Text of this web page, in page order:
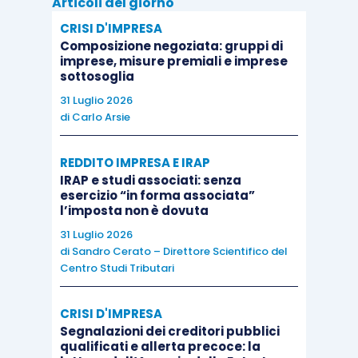
Qualora alla diffida segua la regolarizzazione della
irregolarità contestata, la verifica della stessa
deve avvenire entro 30 giorni dalla
contestazione.
2. Ispezione straordinaria (Titolo IV – articoli
17 e ss.)
Si tratta di controlli specifici che hanno ad
oggetto l’osservanza delle disposizioni statutarie,
regolamentari, legislative dell’impresa sociale,
disposti dal Ministero ogni qualvolta sorga la
CRISI D'IMPRESA
Composizione negoziata: gruppi di
imprese, misure premiali e imprese
sottosoglia
31 Luglio 2026
di Carlo Arsie
REDDITO IMPRESA E IRAP
IRAP e studi associati: senza
esercizio “in forma associata”
l’imposta non è dovuta
31 Luglio 2026
di Sandro Cerato – Direttore Scientifico del
Centro Studi Tributari
CRISI D'IMPRESA
Segnalazioni dei creditori pubblici
qualificati e allerta precoce: la